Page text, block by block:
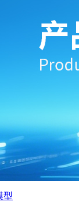
型